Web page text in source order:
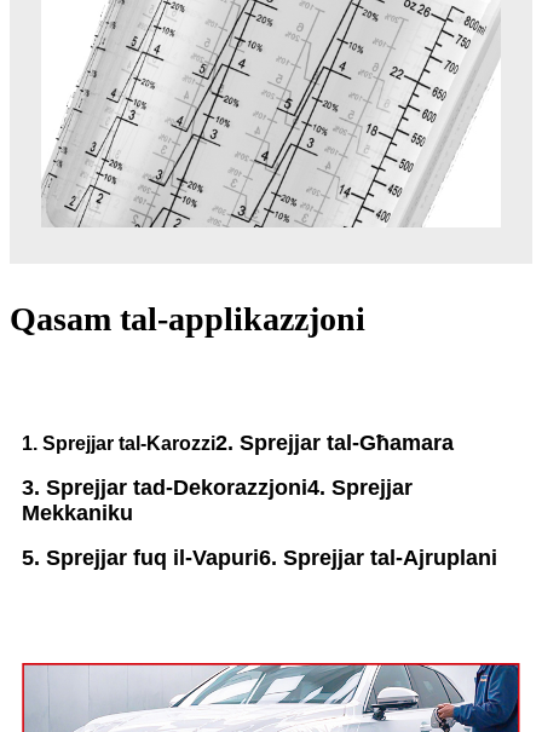
Qasam tal-applikazzjoni
1. Sprejjar tal-Karozzi2. Sprejjar tal-Għamara
3. Sprejjar tad-Dekorazzjoni4. Sprejjar
Mekkaniku
5. Sprejjar fuq il-Vapuri6. Sprejjar tal-Ajruplani